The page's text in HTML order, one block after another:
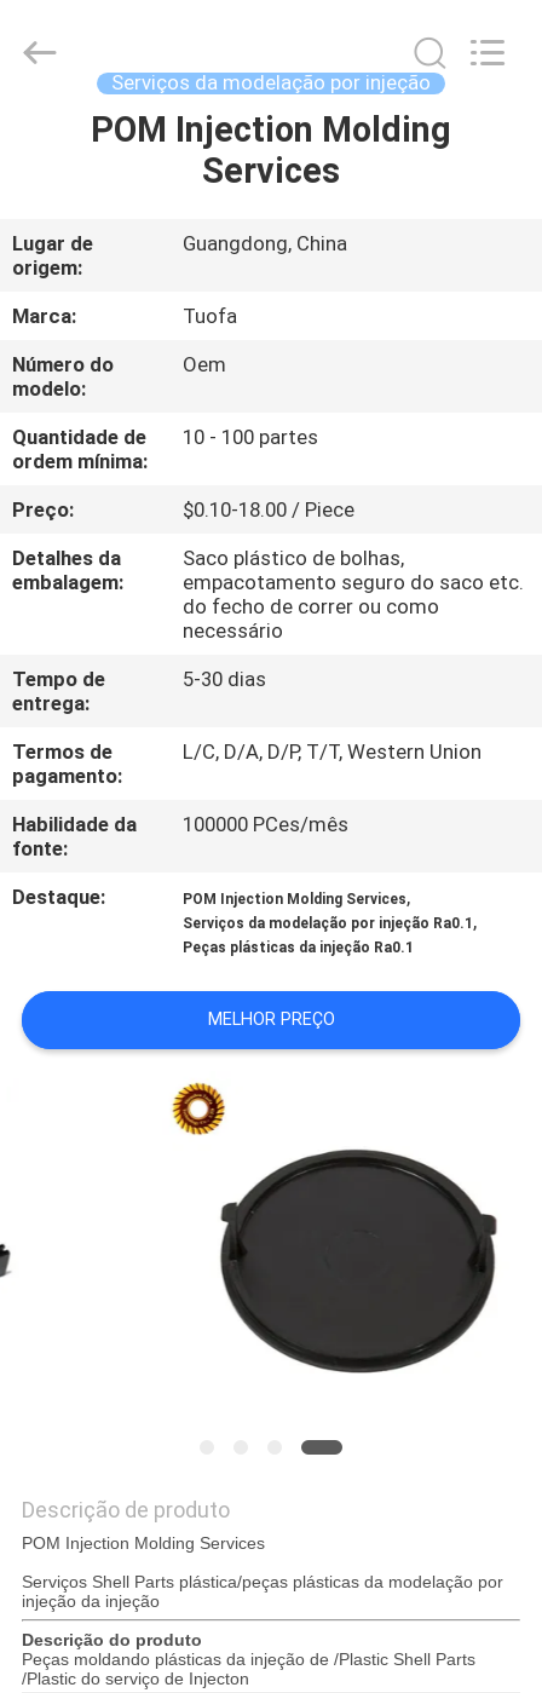
PRODUTOS
SOBRE
NÓS
VISITA
FÁBRICA
CONTROLE
QUALIDADE
CONTACTE-
NOTÍCIAS
UM
ORÇAMENTO
POLÍTICA
Tuofa
Technology
Serviços da modelação por injeção
POM Injection Molding
Services
Lugar de
origem:
Guangdong, China
Marca:
Tuofa
Número do
modelo:
Oem
Quantidade de
ordem mínima:
10 - 100 partes
Preço:
$0.10-18.00 / Piece
Detalhes da
embalagem:
Saco plástico de bolhas,
empacotamento seguro do saco etc.
do fecho de correr ou como
necessário
Tempo de
entrega:
5-30 dias
Termos de
pagamento:
L/C, D/A, D/P, T/T, Western Union
Habilidade da
fonte:
100000 PCes/mês
Destaque: POM Injection Molding Services,
Serviços da modelação por injeção Ra0.1 ,
Peças plásticas da injeção Ra0.1
MELHOR PREÇO
Descrição de produto
POM Injection Molding Services
Serviços Shell Parts plástica/peças plásticas da modelação por
injeção da injeção
Descrição do produto
Peças moldando plásticas da injeção de /Plastic Shell Parts
/Plastic do serviço de Injecton